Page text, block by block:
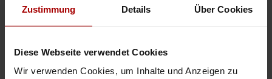
Zustimmung Details Über Cookies
Diese Webseite verwendet Cookies
Wir verwenden Cookies, um Inhalte und Anzeigen zu
.. erungs, Innenausbauarbeiten und Trockenbau Unsere Leistungen: -
Sanierung Wir freuen uns auf langfristige Kooperationen mit Bau ..
Gesuch in 36115, Hilders